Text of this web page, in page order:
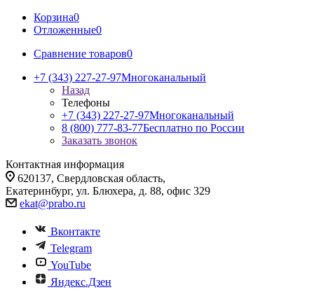
Корзина0
Отложенные0
Сравнение товаров0
+7 (343) 227-27-97Многоканальный
Назад
Телефоны
+7 (343) 227-27-97Многоканальный
8 (800) 777-83-77Бесплатно по России
Заказать звонок
Контактная информация
620137, Свердловская область,
Екатеринбург, ул. Блюхера, д. 88, офис 329
ekat@prabo.ru
Вконтакте
Telegram
YouTube
Яндекс.Дзен